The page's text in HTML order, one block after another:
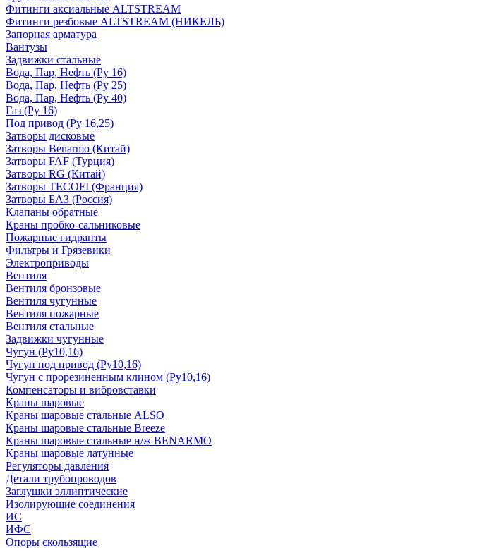
Фитинги аксиальные ALTSTREAM
Фитинги резбовые ALTSTREAM (НИКЕЛЬ)
Запорная арматура
Вантузы
Задвижки стальные
Вода, Пар, Нефть (Ру 16)
Вода, Пар, Нефть (Ру 25)
Вода, Пар, Нефть (Ру 40)
Газ (Ру 16)
Под привод (Ру 16,25)
Затворы дисковые
Затворы Benarmo (Китай)
Затворы FAF (Турция)
Затворы RG (Китай)
Затворы TECOFI (Франция)
Затворы БАЗ (Россия)
Клапаны обратные
Краны пробко-сальниковые
Пожарные гидранты
Фильтры и Грязевики
Электроприводы
Вентиля
Вентиля бронзовые
Вентиля чугунные
Вентиля пожарные
Вентиля стальные
Задвижки чугунные
Чугун (Ру10,16)
Чугун под привод (Ру10,16)
Чугун с прорезиненным клином (Ру10,16)
Компенсаторы и вибровставки
Краны шаровые
Краны шаровые стальные ALSO
Краны шаровые стальные Breeze
Краны шаровые стальные н/ж BENARMO
Краны шаровые латунные
Регуляторы давления
Детали трубопроводов
Заглушки эллиптические
Изолирующие соединения
ИС
ИФС
Опоры скользящие